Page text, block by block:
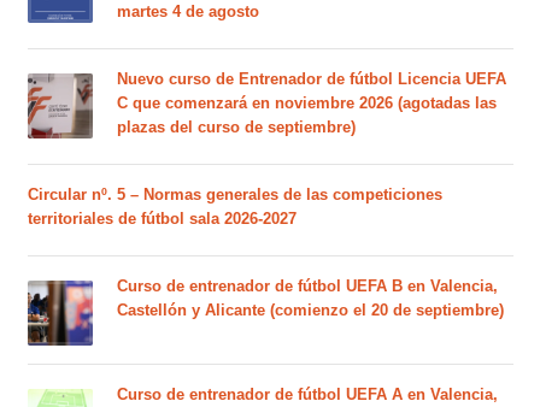
martes 4 de agosto
Nuevo curso de Entrenador de fútbol Licencia UEFA
C que comenzará en noviembre 2026 (agotadas las
plazas del curso de septiembre)
Circular nº. 5 – Normas generales de las competiciones
territoriales de fútbol sala 2026-2027
Curso de entrenador de fútbol UEFA B en Valencia,
Castellón y Alicante (comienzo el 20 de septiembre)
Curso de entrenador de fútbol UEFA A en Valencia,